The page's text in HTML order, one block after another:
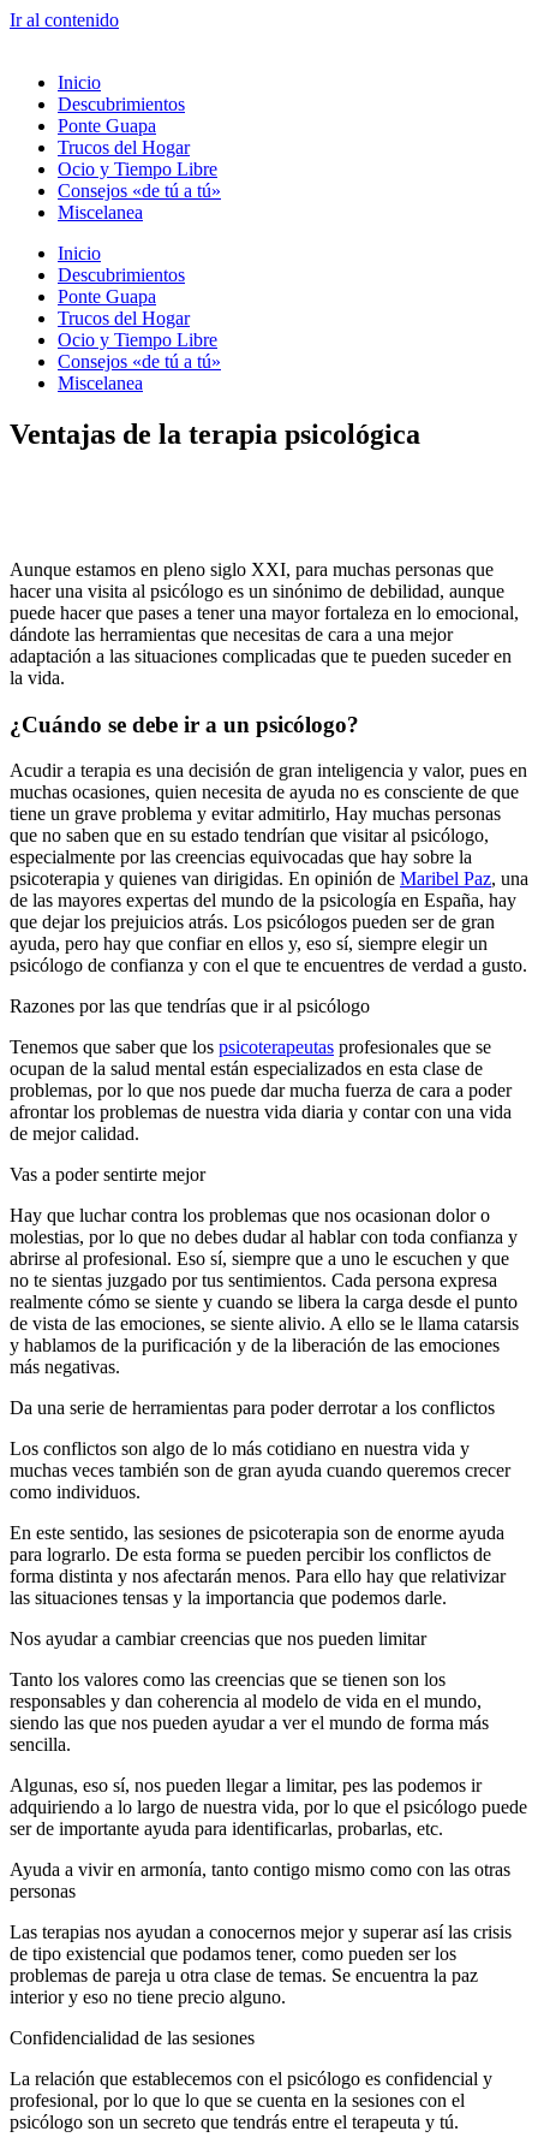
Ir al contenido
Inicio
Descubrimientos
Ponte Guapa
Trucos del Hogar
Ocio y Tiempo Libre
Consejos «de tú a tú»
Miscelanea
Inicio
Descubrimientos
Ponte Guapa
Trucos del Hogar
Ocio y Tiempo Libre
Consejos «de tú a tú»
Miscelanea
Ventajas de la terapia psicológica
Aunque estamos en pleno siglo XXI, para muchas personas que
hacer una visita al psicólogo es un sinónimo de debilidad, aunque
puede hacer que pases a tener una mayor fortaleza en lo emocional,
dándote las herramientas que necesitas de cara a una mejor
adaptación a las situaciones complicadas que te pueden suceder en
la vida.
¿Cuándo se debe ir a un psicólogo?
Acudir a terapia es una decisión de gran inteligencia y valor, pues en
muchas ocasiones, quien necesita de ayuda no es consciente de que
tiene un grave problema y evitar admitirlo, Hay muchas personas
que no saben que en su estado tendrían que visitar al psicólogo,
especialmente por las creencias equivocadas que hay sobre la
psicoterapia y quienes van dirigidas. En opinión de Maribel Paz, una
de las mayores expertas del mundo de la psicología en España, hay
que dejar los prejuicios atrás. Los psicólogos pueden ser de gran
ayuda, pero hay que confiar en ellos y, eso sí, siempre elegir un
psicólogo de confianza y con el que te encuentres de verdad a gusto.
Razones por las que tendrías que ir al psicólogo
Tenemos que saber que los psicoterapeutas profesionales que se
ocupan de la salud mental están especializados en esta clase de
problemas, por lo que nos puede dar mucha fuerza de cara a poder
afrontar los problemas de nuestra vida diaria y contar con una vida
de mejor calidad.
Vas a poder sentirte mejor
Hay que luchar contra los problemas que nos ocasionan dolor o
molestias, por lo que no debes dudar al hablar con toda confianza y
abrirse al profesional. Eso sí, siempre que a uno le escuchen y que
no te sientas juzgado por tus sentimientos. Cada persona expresa
realmente cómo se siente y cuando se libera la carga desde el punto
de vista de las emociones, se siente alivio. A ello se le llama catarsis
y hablamos de la purificación y de la liberación de las emociones
más negativas.
Da una serie de herramientas para poder derrotar a los conflictos
Los conflictos son algo de lo más cotidiano en nuestra vida y
muchas veces también son de gran ayuda cuando queremos crecer
como individuos.
En este sentido, las sesiones de psicoterapia son de enorme ayuda
para lograrlo. De esta forma se pueden percibir los conflictos de
forma distinta y nos afectarán menos. Para ello hay que relativizar
las situaciones tensas y la importancia que podemos darle.
Nos ayudar a cambiar creencias que nos pueden limitar
Tanto los valores como las creencias que se tienen son los
responsables y dan coherencia al modelo de vida en el mundo,
siendo las que nos pueden ayudar a ver el mundo de forma más
sencilla.
Algunas, eso sí, nos pueden llegar a limitar, pes las podemos ir
adquiriendo a lo largo de nuestra vida, por lo que el psicólogo puede
ser de importante ayuda para identificarlas, probarlas, etc.
Ayuda a vivir en armonía, tanto contigo mismo como con las otras
personas
Las terapias nos ayudan a conocernos mejor y superar así las crisis
de tipo existencial que podamos tener, como pueden ser los
problemas de pareja u otra clase de temas. Se encuentra la paz
interior y eso no tiene precio alguno.
Confidencialidad de las sesiones
La relación que establecemos con el psicólogo es confidencial y
profesional, por lo que lo que se cuenta en la sesiones con el
psicólogo son un secreto que tendrás entre el terapeuta y tú.